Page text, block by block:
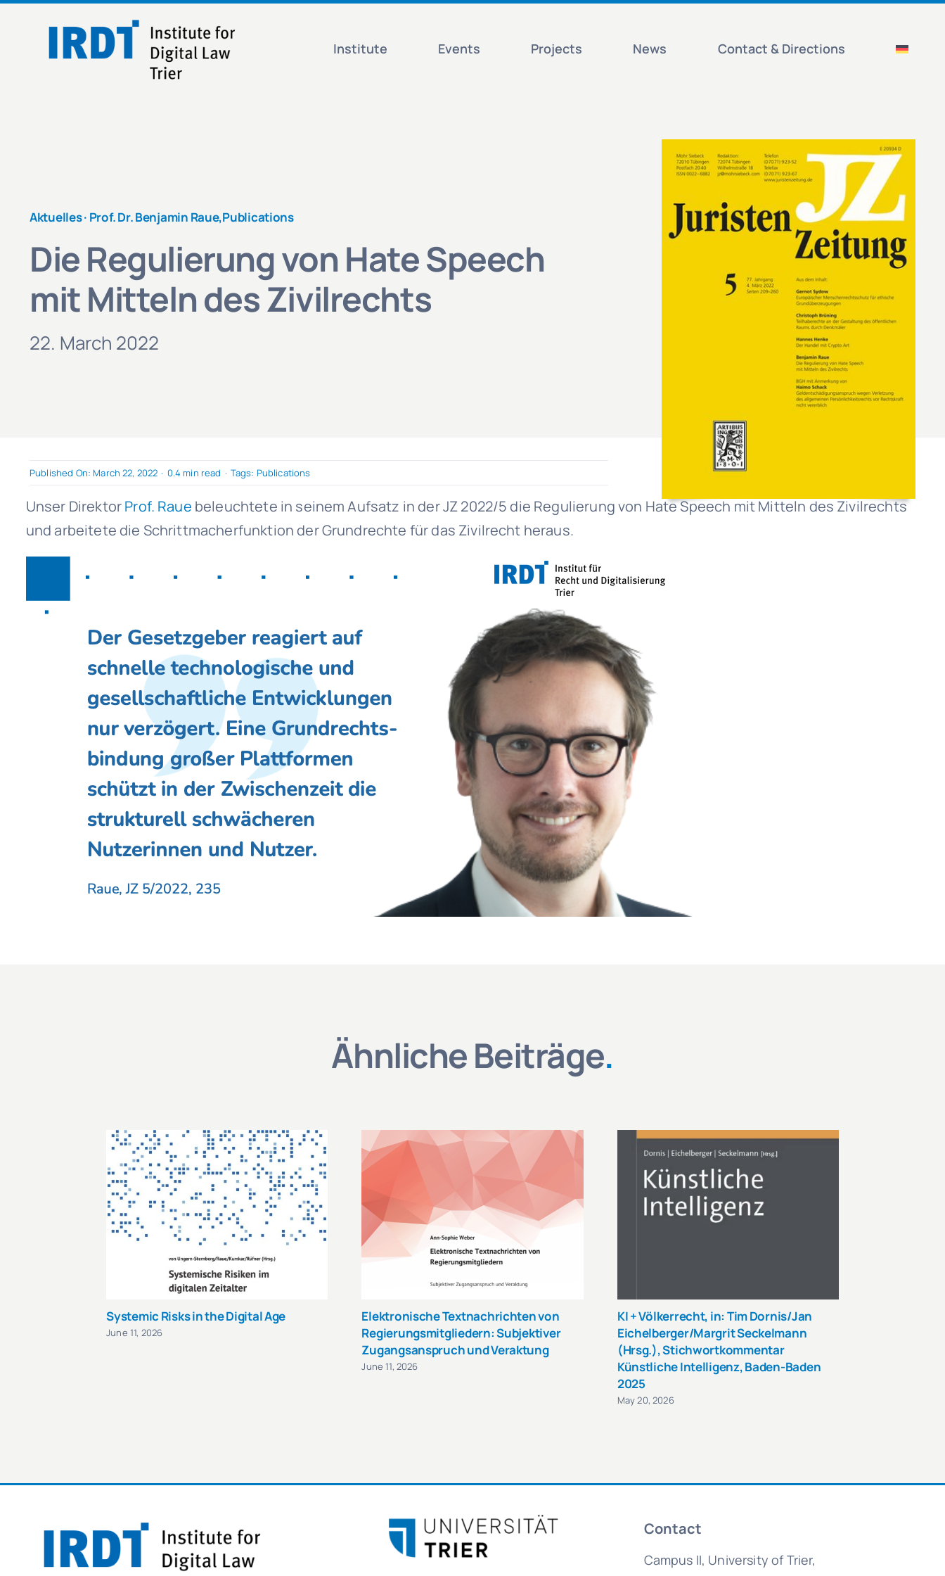
content
Institute Events Projects News Contact & Directions
Aktuelles · Prof. Dr. Benjamin Raue,Publications
Die Regulierung von Hate Speech
mit Mitteln des Zivilrechts
22. March 2022
Published On: March 22, 2022 · 0.4 min read · Tags: Publications
Unser DirektorProf. Raue beleuchtete in seinem Aufsatz in der JZ 2022/5 die Regulierung von Hate Speech mit Mitteln des Zivilrechts
und arbeitete die Schrittmacherfunktion der Grundrechte für das Zivilrecht heraus.
Ähnliche Beiträge.
Systemic Risks in the Digital Age
June 11, 2026
Elektronische Textnachrichten von
Regierungsmitgliedern: Subjektiver
Zugangsanspruch und Veraktung
June 11, 2026
KI + Völkerrecht, in: Tim Dornis/Jan
Eichelberger/Margrit Seckelmann
(Hrsg.), Stichwortkommentar
Künstliche Intelligenz, Baden-Baden
2025
May 20, 2026
Contact
Campus II, University of Trier,